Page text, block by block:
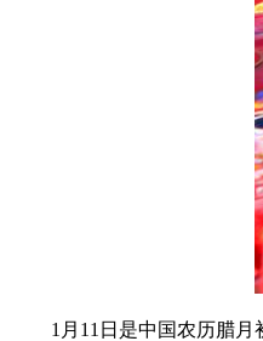
1月11日是中国农历腊月初